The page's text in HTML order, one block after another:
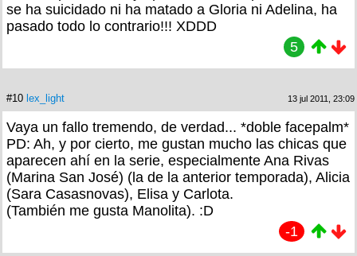
se ha suicidado ni ha matado a Gloria ni Adelina, ha
pasado todo lo contrario!!! XDDD
5
#10 lex_light 13 jul 2011, 23:09
Vaya un fallo tremendo, de verdad... *doble facepalm*
PD: Ah, y por cierto, me gustan mucho las chicas que
aparecen ahí en la serie, especialmente Ana Rivas
(Marina San José) (la de la anterior temporada), Alicia
(Sara Casasnovas), Elisa y Carlota.
(También me gusta Manolita). :D
-1